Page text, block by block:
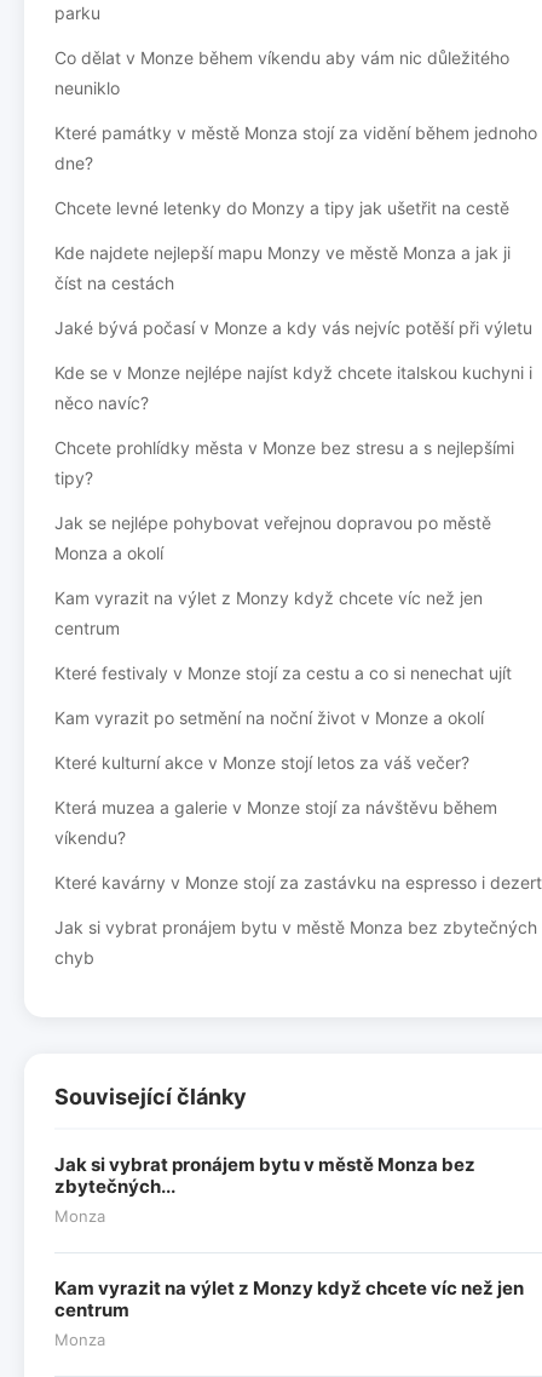
parku
Co dělat v Monze během víkendu aby vám nic důležitého
neuniklo
Které památky v městě Monza stojí za vidění během jednoho
dne?
Chcete levné letenky do Monzy a tipy jak ušetřit na cestě
Kde najdete nejlepší mapu Monzy ve městě Monza a jak ji
číst na cestách
Jaké bývá počasí v Monze a kdy vás nejvíc potěší při výletu
Kde se v Monze nejlépe najíst když chcete italskou kuchyni i
něco navíc?
Chcete prohlídky města v Monze bez stresu a s nejlepšími
tipy?
Jak se nejlépe pohybovat veřejnou dopravou po městě
Monza a okolí
Kam vyrazit na výlet z Monzy když chcete víc než jen
centrum
Které festivaly v Monze stojí za cestu a co si nenechat ujít
Kam vyrazit po setmění na noční život v Monze a okolí
Které kulturní akce v Monze stojí letos za váš večer?
Která muzea a galerie v Monze stojí za návštěvu během
víkendu?
Které kavárny v Monze stojí za zastávku na espresso i dezert
Jak si vybrat pronájem bytu v městě Monza bez zbytečných
chyb
Související články
Jak si vybrat pronájem bytu v městě Monza bez
zbytečných...
Monza
Kam vyrazit na výlet z Monzy když chcete víc než jen
centrum
Monza